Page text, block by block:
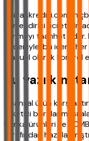
ihtiyackredisi.com,
yönlendirici ücret
sunmayı taahhüt
nedeniyle, bu içerik
manuel olarak kontrol
Bu yazı kim
Finansal ürün
tüketici borçlanması
banka ürünleri ve
tarafından hazırlanmıştır.